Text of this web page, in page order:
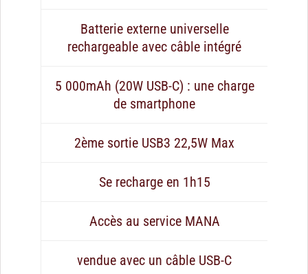
Batterie externe universelle
rechargeable avec câble intégré
5 000mAh (20W USB-C) : une charge
de smartphone
2ème sortie USB3 22,5W Max
Se recharge en 1h15
Accès au service MANA
vendue avec un câble USB-C